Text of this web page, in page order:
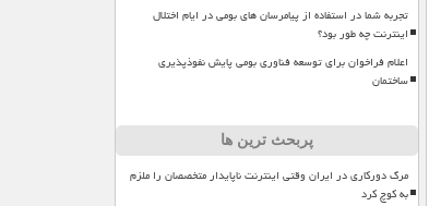
تجربه شما در استفاده از پیامرسان های بومی در ایام اختلال
اینترنت چه طور بود؟
اعلام فراخوان برای توسعه فناوری بومی پایش نفوذپذیری
ساختمان
پربحث ترین ها
مرگ دورکاری در ایران وقتی اینترنت ناپایدار متخصصان را ملزم
به کوچ کرد